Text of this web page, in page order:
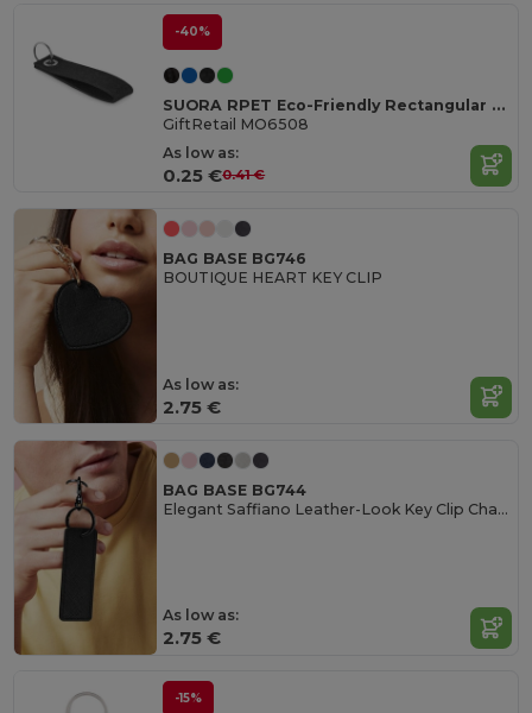
-40%
SUORA RPET Eco-Friendly Rectangular RPET Felt Keyring
GiftRetail MO6508
As low as:
0.25 €0.41 €
BAG BASE BG746
BOUTIQUE HEART KEY CLIP
As low as:
2.75 €
BAG BASE BG744
Elegant Saffiano Leather-Look Key Clip Charm
As low as:
2.75 €
-15%